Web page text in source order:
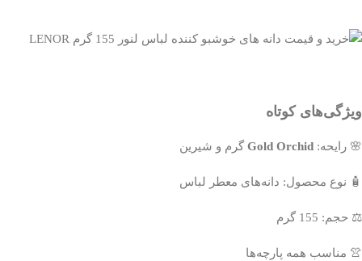
ویژگی‌های کوتاه
🌸 رایحه: Gold Orchid گرم و شیرین
🧴 نوع محصول: دانه‌های معطر لباس
⚖️ حجم: 155 گرم
👚 مناسب همه پارچه‌ها